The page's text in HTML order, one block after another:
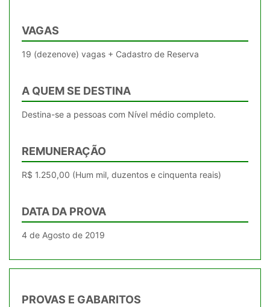
VAGAS
19 (dezenove) vagas + Cadastro de Reserva
A QUEM SE DESTINA
Destina-se a pessoas com Nível médio completo.
REMUNERAÇÃO
R$ 1.250,00 (Hum mil, duzentos e cinquenta reais)
DATA DA PROVA
4 de Agosto de 2019
PROVAS E GABARITOS